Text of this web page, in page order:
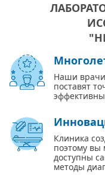
Наши
поставят
Клиника
поэтому вы
доступны
методы